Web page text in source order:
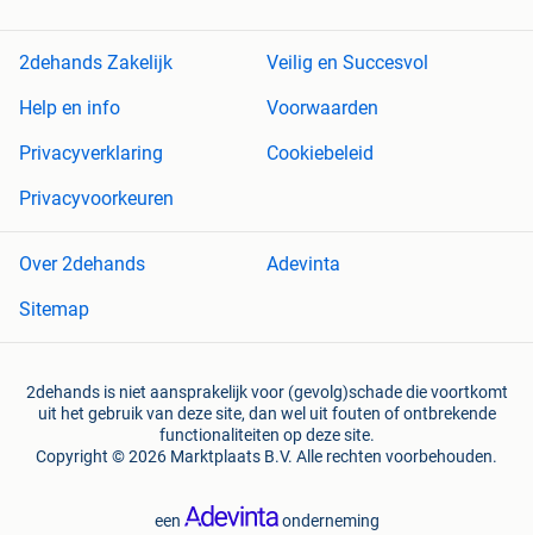
2dehands Zakelijk
Veilig en Succesvol
Help en info
Voorwaarden
Privacyverklaring
Cookiebeleid
Privacyvoorkeuren
Over 2dehands
Adevinta
Sitemap
2dehands is niet aansprakelijk voor (gevolg)schade die voortkomt
uit het gebruik van deze site, dan wel uit fouten of ontbrekende
functionaliteiten op deze site.
Copyright © 2026 Marktplaats B.V. Alle rechten voorbehouden.
een onderneming